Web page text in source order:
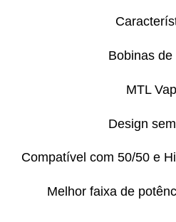
Bobinas de
MTL
Design
Compatível com 50/50 e
Melhor faixa de